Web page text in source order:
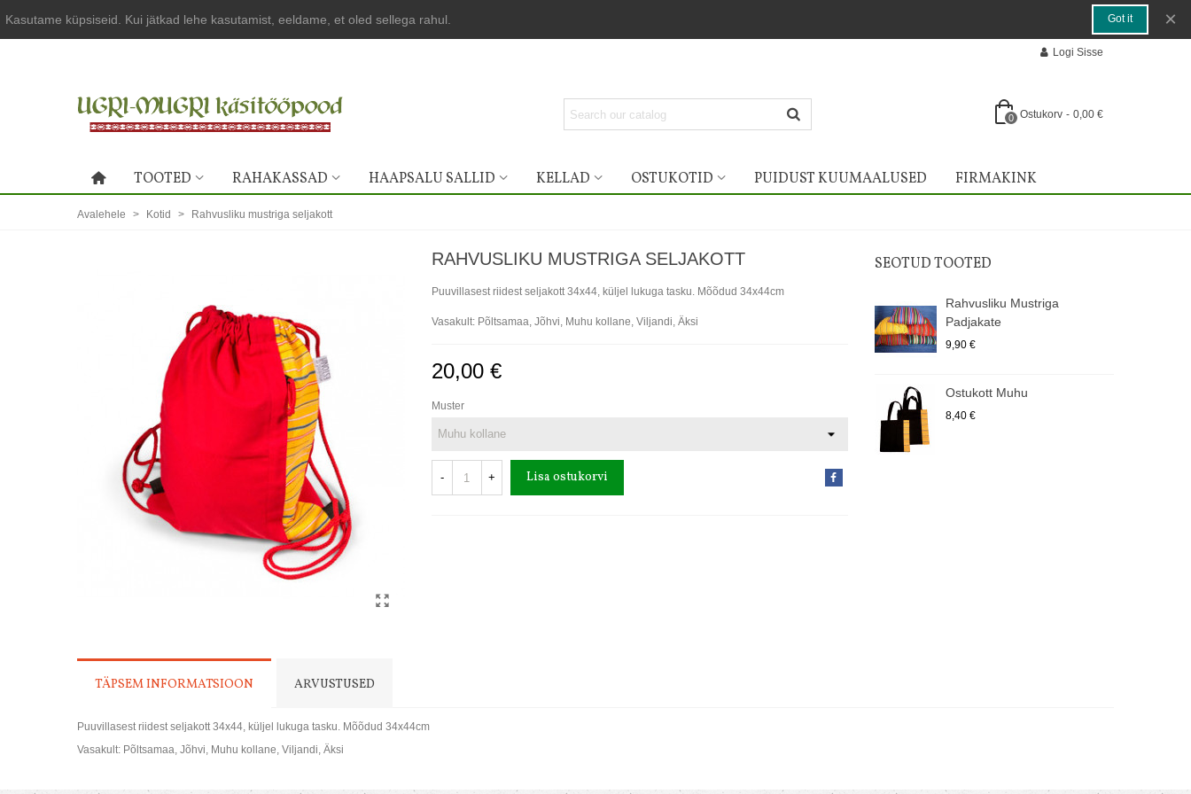
Kasutame küpsiseid. Kui jätkad lehe kasutamist, eeldame, et oled sellega rahul. Got it ×
Logi Sisse
0 Ostukorv - 0,00 €
TOOTED RAHAKASSAD HAAPSALU SALLID KELLAD OSTUKOTID PUIDUST KUUMAALUSED FIRMAKINK
Avalehele > Kotid > Rahvusliku mustriga seljakott
RAHVUSLIKU MUSTRIGA SELJAKOTT
Puuvillasest riidest seljakott 34x44, küljel lukuga tasku. Mõõdud 34x44cm
Vasakult: Põltsamaa, Jõhvi, Muhu kollane, Viljandi, Äksi
20,00 €
Muster
- + Lisa ostukorvi
SEOTUD TOOTED
Rahvusliku Mustriga
Padjakate
9,90 €
Ostukott Muhu
8,40 €
TÄPSEM INFORMATSIOON ARVUSTUSED
Puuvillasest riidest seljakott 34x44, küljel lukuga tasku. Mõõdud 34x44cm
Vasakult: Põltsamaa, Jõhvi, Muhu kollane, Viljandi, Äksi